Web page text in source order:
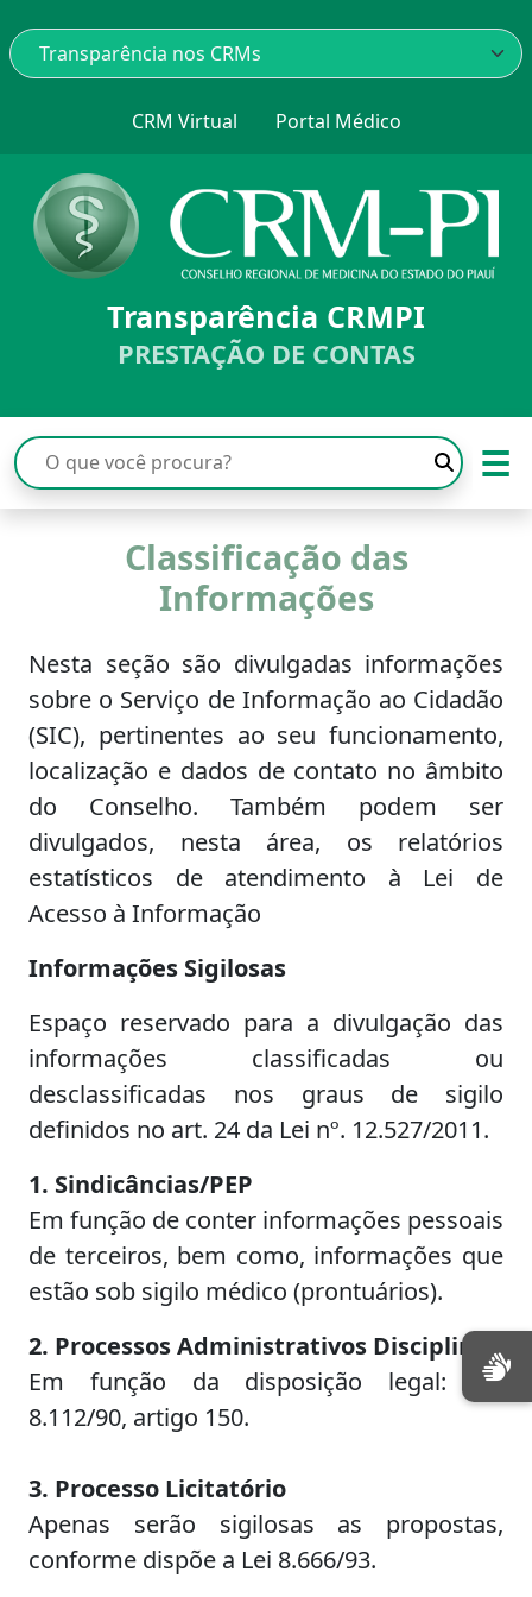
CRM Virtual Portal Médico
Transparência CRMPI
PRESTAÇÃO DE CONTAS
☰
Classificação das
Informações
Nesta seção são divulgadas informações
sobre o Serviço de Informação ao Cidadão
(SIC), pertinentes ao seu funcionamento,
localização e dados de contato no âmbito
do Conselho. Também podem ser
divulgados, nesta área, os relatórios
estatísticos de atendimento à Lei de
Acesso à Informação
Informações Sigilosas
Espaço reservado para a divulgação das
informações classificadas ou
desclassificadas nos graus de sigilo
definidos no art. 24 da Lei nº. 12.527/2011.
1. Sindicâncias/PEP
Em função de conter informações pessoais
de terceiros, bem como, informações que
estão sob sigilo médico (prontuários).
2. Processos Administrativos Disciplinar
Em função da disposição legal: Lei
8.112/90, artigo 150.
3. Processo Licitatório
Apenas serão sigilosas as propostas,
conforme dispõe a Lei 8.666/93.